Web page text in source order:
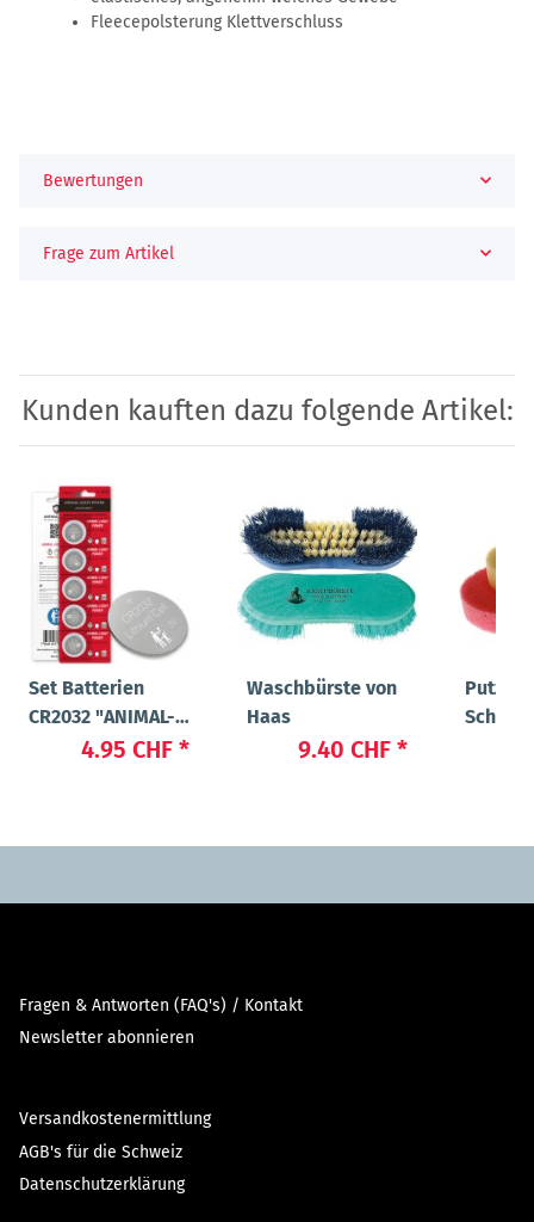
Fleecepolsterung Klettverschluss
Bewertungen
Frage zum Artikel
Kunden kauften dazu folgende Artikel:
Set Batterien
CR2032 "ANIMAL-
LIGHT POWER"
4.95 CHF *
Waschbürste von
Haas
9.40 CHF *
Putz-
Fragen & Antworten (FAQ's) / Kontakt
Newsletter abonnieren
Versandkostenermittlung
AGB's für die Schweiz
Datenschutzerklärung